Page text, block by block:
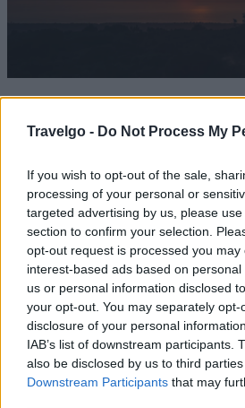
Travelgo - Do Not Process My
If you wish to opt-out of the sale,
processing of your personal or
targeted advertising by us, please
section to confirm your selection.
opt-out request is processed you may
interest-based ads based on
us or personal information disclosed
your opt-out. You may separately
disclosure of your personal
IAB’s list of downstream participants.
also be disclosed by us to third
Downstream Participants that may
Το τοπίο, η ηρεμία και η γαλήνη
τα κρυστάλλινα νερά είναι πάντα
Αρχάγγελου είναι ιδανική για
παιδιά, ενώ έχει βραβευτεί και με
τους πιο μοναχικούς, υπάρχουν
άμμο ή βότσαλο σε πολύ κοντινές